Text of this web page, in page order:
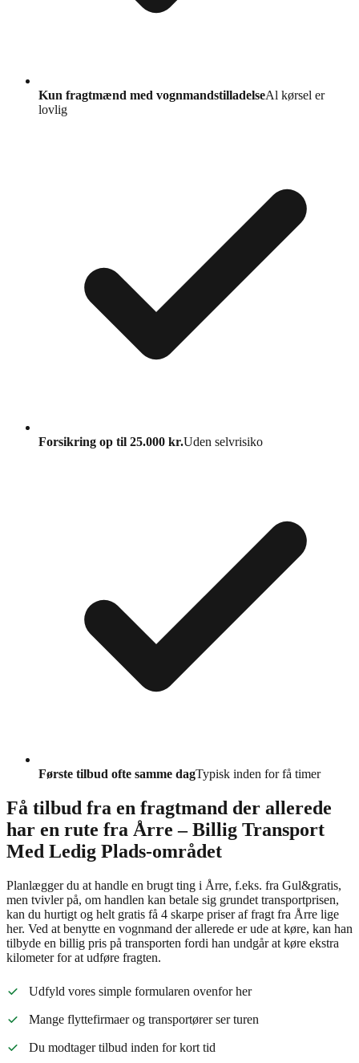
Kun fragtmænd med vognmandstilladelseAl kørsel er
lovlig
Forsikring op til 25.000 kr.Uden selvrisiko
Første tilbud ofte samme dagTypisk inden for få timer
Få tilbud fra en fragtmand der allerede
har en rute fra Årre – Billig Transport
Med Ledig Plads-området
Planlægger du at handle en brugt ting i Årre, f.eks. fra Gul&gratis,
men tvivler på, om handlen kan betale sig grundet transportprisen,
kan du hurtigt og helt gratis få 4 skarpe priser af fragt fra Årre lige
her. Ved at benytte en vognmand der allerede er ude at køre, kan han
tilbyde en billig pris på transporten fordi han undgår at køre ekstra
kilometer for at udføre fragten.
Udfyld vores simple formularen ovenfor her
Mange flyttefirmaer og transportører ser turen
Du modtager tilbud inden for kort tid